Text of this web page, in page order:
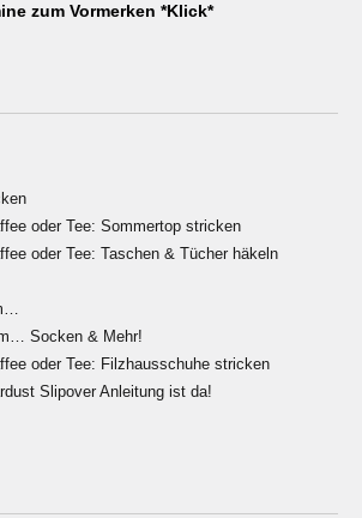
zum Vormerken *Klick*
oder Tee: Sommertop stricken
oder Tee: Taschen & Tücher häkeln
Socken & Mehr!
oder Tee: Filzhausschuhe stricken
Slipover Anleitung ist da!